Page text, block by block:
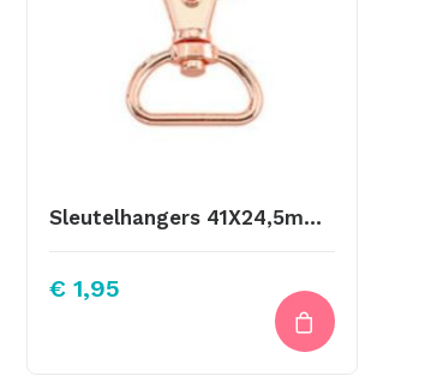
Sleutelhangers 41X24,5mm Rose Goud
€ 1,95